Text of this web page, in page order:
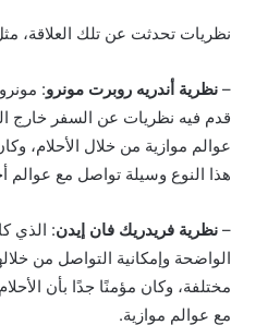
نظريات تحدثت عن تلك العلاقة،
– نظرية أندريه روبرت مونرو:
قدم فيه نظريات عن السفر خارج
عوالم موازية من خلال الأحلام،
هذا النوع وسيلة تواصل مع عوالم
– نظرية فريدريك فان إيدن: الذي
الواضحة وإمكانية التواصل من
مختلفة، وكان مؤمنًا جدًا بأن
مع عوالم موازية.